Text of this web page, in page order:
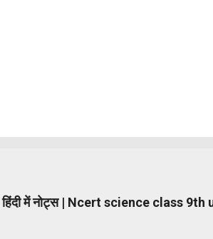
| हिंदी में नोट्स | Ncert science class